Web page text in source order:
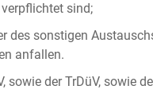
sind;
des sonstigen
anfallen.
der TrDüV, sowie